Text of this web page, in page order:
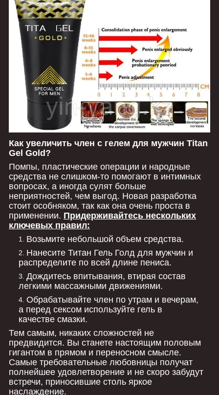
Как увеличить член с гелем для мужчин Titan
Gel Gold?
Помпы, пластические операции и народные
средства не слишком-то помогают в интимных
вопросах, а иногда сулят больше
неприятностей, чем выгод. Новая разработка
стоит особняком, так как она очень проста в
применении. Придерживайтесь нескольких
ключевых правил:
Возьмите небольшой объем средства.
Нанесите Титан Гель Голд для мужчин и
распределите по всей длине пениса.
Дождитесь впитывания, втирая состав
легкими массажными движениями.
Обрабатывайте член по утрам и вечерам,
а перед сексом используйте гель в
качестве смазки.
Тем самым, никаких сложностей не
предвидится. Вы станете настоящим половым
гигантом в прямом и переносном смысле.
Самые требовательные любовницы получат
полнейшее удовлетворение и не скоро забудут
встречи, приносившие столь яркое
наслаждение.